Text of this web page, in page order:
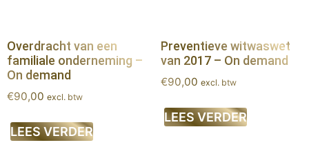
Overdracht van een
familiale onderneming –
On demand
€90,00 excl. btw
LEES VERDER
Preventieve witwaswet
van 2017 – On demand
€90,00 excl. btw
LEES VERDER